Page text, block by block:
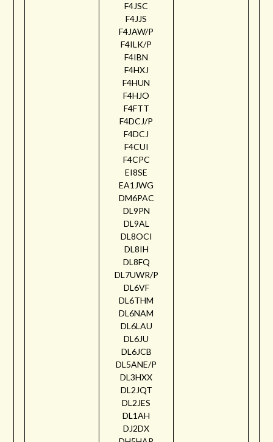
F4JSC
F4JJS
F4JAW/P
F4ILK/P
F4IBN
F4HXJ
F4HUN
F4HJO
F4FTT
F4DCJ/P
F4DCJ
F4CUI
F4CPC
EI8SE
EA1JWG
DM6PAC
DL9PN
DL9AL
DL8OCI
DL8IH
DL8FQ
DL7UWR/P
DL6VF
DL6THM
DL6NAM
DL6LAU
DL6JU
DL6JCB
DL5ANE/P
DL3HXX
DL2JQT
DL2JES
DL1AH
DJ2DX